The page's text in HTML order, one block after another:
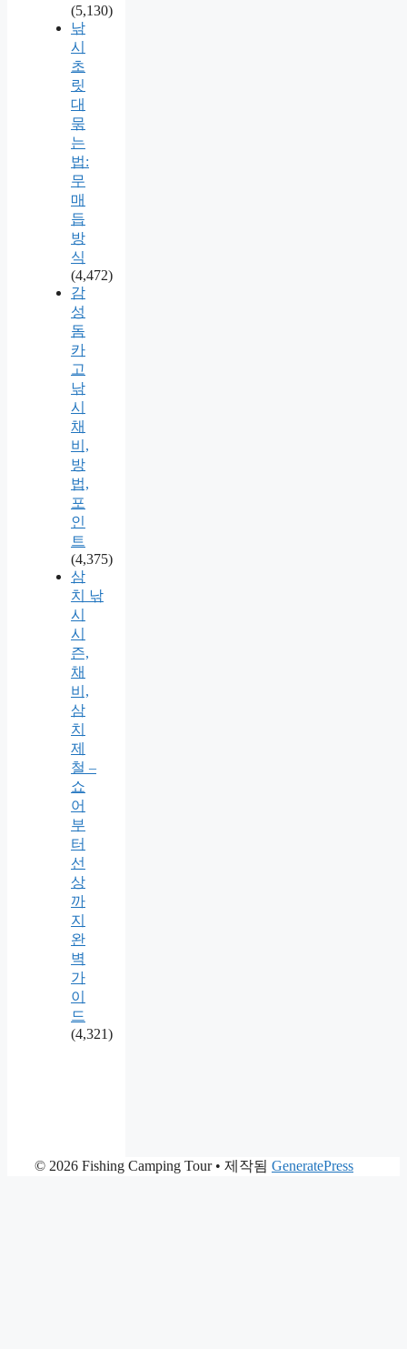
(5,130)
낚
시
초
릿
대
묶
는
법:
무
매
듭
방
식
(4,472)
감
성
돔
카
고
낚
시
채
비,
방
법,
포
인
트
(4,375)
삼
치 낚
시
시
즌,
채
비,
삼
치
제
철 –
쇼
어
부
터
선
상
까
지
완
벽
가
이
드
(4,321)
© 2026 Fishing Camping Tour• 제작됨 GeneratePress